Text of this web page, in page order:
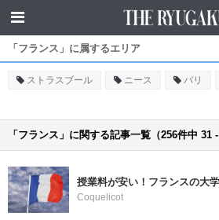
「フランス」に属するエリア
ストラスブール ニース パリ
「フランス」に関する記事一覧（256件中 31 -
授業料が安い！フランスの大
Coquelicot